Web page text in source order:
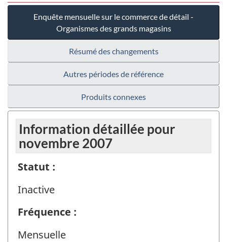
Enquête mensuelle sur le commerce de détail -
Organismes des grands magasins
Résumé des changements
Autres périodes de référence
Produits connexes
Information détaillée pour
novembre 2007
Statut :
Inactive
Fréquence :
Mensuelle